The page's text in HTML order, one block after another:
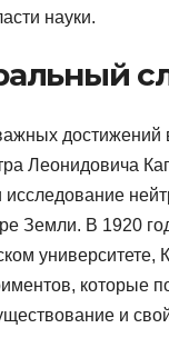
науки.
достижений
Леонидовича
исследование
Земли. В 1920
университете,
которые
и